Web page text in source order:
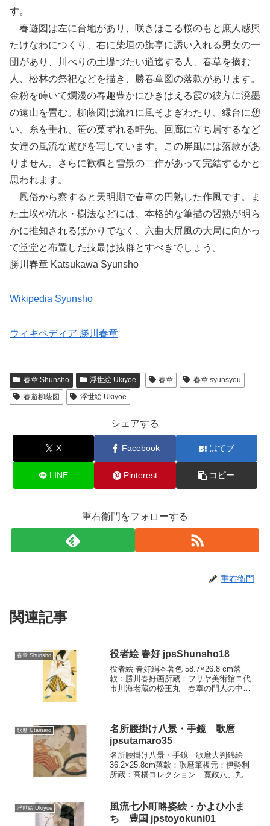
す。
春遊図は左に台地があり、咲きほこる桜のもと庶人感興
たけなわにつくり、右に柴垣の旗亭に誘い入れる男女の一
団があり、川べりの土堤づたい逍迄する人、春草を摘む
人、松林の祭祀などを描き、勝春章図の落款があります。
金粉を蒔いて爛漫の春趣豊かにひきはえる霞の彼方に溌墨
の遠山を畳む。柳蔭図は流れに風そよぎわたり、縁台に憩
い、糸を垂れ、笹の菓ずれる軒先、回廊に立ち居するなど
女達の風流な遊びを写しています。この屏風には落款があ
りません。さらに歓楓と雪景の二作があって完結するかと
思われます。
風俗から察すると天明期で春章の円熟した作風です。ま
た土埃や流水・樹法などには、本格的な筆描の習熟が明ら
かに推知されるばかりでなく、六曲大屏風の大局に向かっ
て堂堂と布置した技最は抜群とすべきでしょう。
勝川春章 Katsukawa Syunsho
Wikipedia Syunsho
ウィキペディア 勝川春章
春章 Shunsho 浮世絵 Ukiyoe 春章
春章 syunsyou
春遊柳蔭図
浮世絵 Ukiyoe
シェアする
X Facebook はてブ
LINE Pinterest コピー
重右衛門をフォローする
重右衛門
関連記事
春章 Shunsho 役者絵 春好 jpsShunsho18
役者絵 春好絹本著色 58.7×26.8 cm落
款：勝川春好画所蔵：フリヤ美術館ニ代
市川海老蔵の松王丸 春章の門人の中
めては肉筆にも...
歌麿 Utamaro
名所腰掛け八景・手鏡 歌麿
jpsutamaro35
名所腰掛け八景・手鏡 歌麿大判錦絵
36.2×25.8cm落款：歌麿筆板元：伊勢利
所蔵：高橋コレクション 寛政八、九年
本図は、画中の「風すずしそののしおり
や難波かた」と...
浮世絵 Ukiyoe
風流七小町略姿絵・かよひ小ま
ち 豊国 jpstoyokuni01